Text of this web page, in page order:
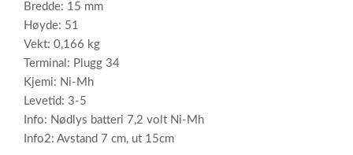
Bredde: 15 mm
Høyde: 51
Vekt: 0,166 kg
Terminal: Plugg 34
Kjemi: Ni-Mh
Levetid: 3-5
Info: Nødlys batteri 7,2 volt Ni-Mh
Info2: Avstand 7 cm, ut 15cm